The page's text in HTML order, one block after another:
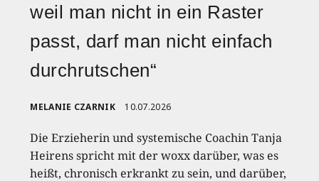
weil man nicht in ein Raster
passt, darf man nicht einfach
durchrutschen“
MELANIE CZARNIK 10.07.2026
Die Erzieherin und systemische Coachin Tanja
Heirens spricht mit der woxx darüber, was es
heißt, chronisch erkrankt zu sein, und darüber,